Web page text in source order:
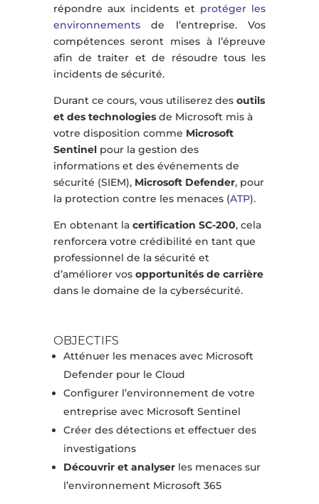
répondre aux incidents et protéger les
environnementsde l’entreprise. Vos
compétences seront mises à l’épreuve
afin de traiter et de résoudre tous les
incidents de sécurité.
Durant ce cours, vous utiliserez des outils
et des technologiesde Microsoft mis à
votre disposition comme Microsoft
Sentinel pour la gestion des
informations et des événements de
sécurité (SIEM), Microsoft Defender, pour
la protection contre les menaces (ATP).
En obtenant la certification SC-200, cela
renforcera votre crédibilité en tant que
professionnel de la sécurité et
d’améliorer vos opportunités de carrière
dans le domaine de la cybersécurité.
OBJECTIFS
Atténuer les menaces avec Microsoft
Defender pour le Cloud
Configurer l’environnement de votre
entreprise avec Microsoft Sentinel
Créer des détections et effectuer des
investigations
Découvrir et analyserles menaces sur
l’environnement Microsoft 365